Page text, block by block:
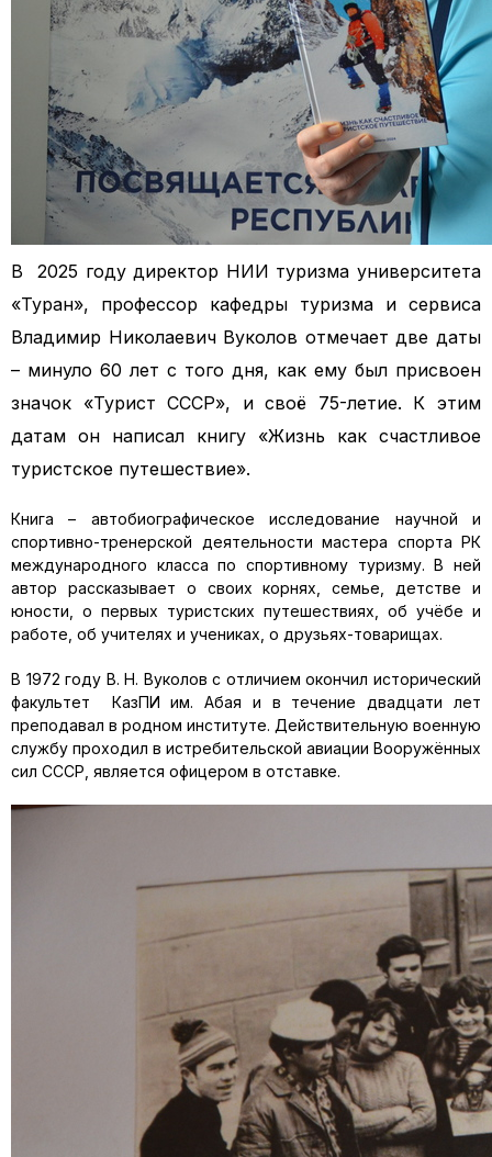
В 2025 году директор НИИ туризма университета
«Туран», профессор кафедры туризма и сервиса
Владимир Николаевич Вуколов отмечает две даты
– минуло 60 лет с того дня, как ему был присвоен
значок «Турист СССР», и своё 75-летие. К этим
датам он написал книгу «Жизнь как счастливое
туристское путешествие».
Книга – автобиографическое исследование научной и
спортивно-тренерской деятельности мастера спорта РК
международного класса по спортивному туризму. В ней
автор рассказывает о своих корнях, семье, детстве и
юности, о первых туристских путешествиях, об учёбе и
работе, об учителях и учениках, о друзьях-товарищах.
В 1972 году В. Н. Вуколов с отличием окончил исторический
факультет КазПИ им. Абая и в течение двадцати лет
преподавал в родном институте. Действительную военную
службу проходил в истребительской авиации Вооружённых
сил СССР, является офицером в отставке.